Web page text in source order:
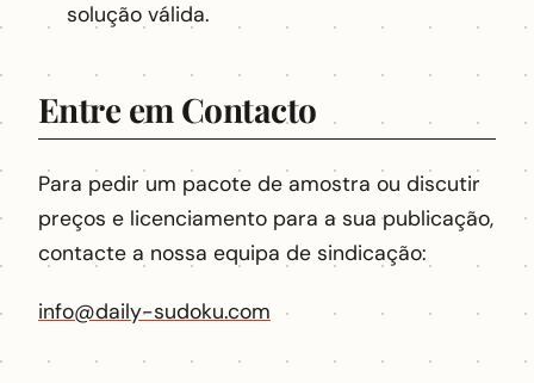
solução válida.
Entre em Contacto
Para pedir um pacote de amostra ou discutir
preços e licenciamento para a sua publicação,
contacte a nossa equipa de sindicação:
info@daily-sudoku.com